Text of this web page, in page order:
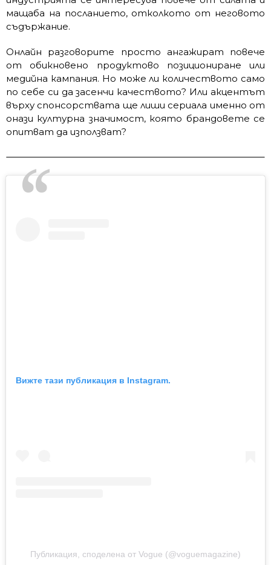
мащаба на посланието, отколкото от неговото
съдържание.
Онлайн разговорите просто ангажират повече
от обикновено продуктово позициониране или
медийна кампания. Но може ли количеството само
по себе си да засенчи качеството? Или акцентът
върху спонсорствата ще лиши сериала именно от
онази културна значимост, която брандовете се
опитват да използват?
Вижте тази публикация в Instagram.
Публикация, споделена от Vogue (@voguemagazine)